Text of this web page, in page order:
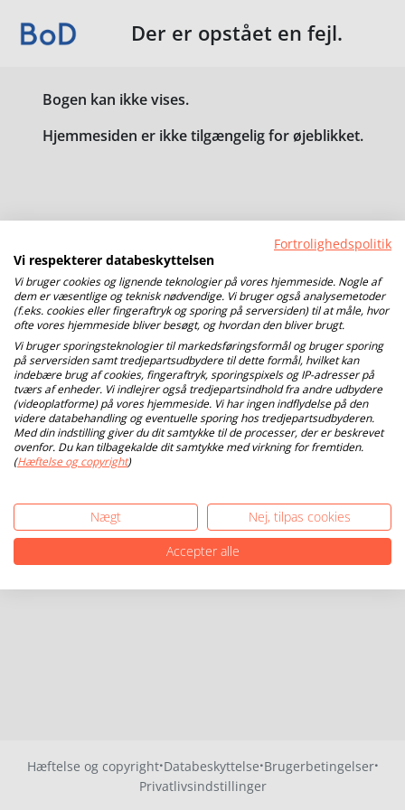
Der er opstået en fejl.
Bogen kan ikke vises.
Hjemmesiden er ikke tilgængelig for øjeblikket.
Hæftelse og copyright·Databeskyttelse·Brugerbetingelser·
Privatlivsindstillinger
Fortrolighedspolitik
Vi respekterer databeskyttelsen
Vi bruger cookies og lignende teknologier på vores hjemmeside. Nogle af
dem er væsentlige og teknisk nødvendige. Vi bruger også analysemetoder
(f.eks. cookies eller fingeraftryk og sporing på serversiden) til at måle, hvor
ofte vores hjemmeside bliver besøgt, og hvordan den bliver brugt.
Vi bruger sporingsteknologier til markedsføringsformål og bruger sporing
på serversiden samt tredjepartsudbydere til dette formål, hvilket kan
indebære brug af cookies, fingeraftryk, sporingspixels og IP-adresser på
tværs af enheder. Vi indlejrer også tredjepartsindhold fra andre udbydere
(videoplatforme) på vores hjemmeside. Vi har ingen indflydelse på den
videre databehandling og eventuelle sporing hos tredjepartsudbyderen.
Med din indstilling giver du dit samtykke til de processer, der er beskrevet
ovenfor. Du kan tilbagekalde dit samtykke med virkning for fremtiden.
(Hæftelse og copyright)
Nægt
Nej, tilpas cookies
Accepter alle